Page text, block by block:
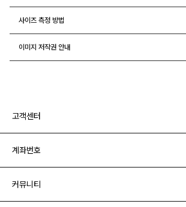
사이즈 측정 방법
이미지 저작권 안내
고객센터
계좌번호
커뮤니티